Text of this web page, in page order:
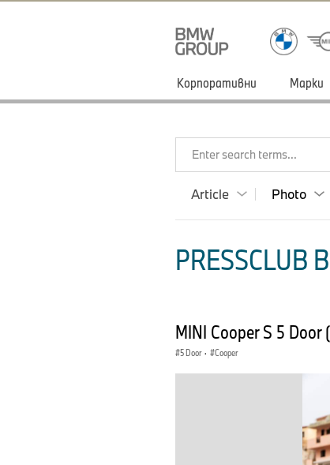
Корпоративни Марки
Enter search terms...
Article Photo
PRESSCLUB
MINI Cooper S 5 Door
5 Door · Cooper